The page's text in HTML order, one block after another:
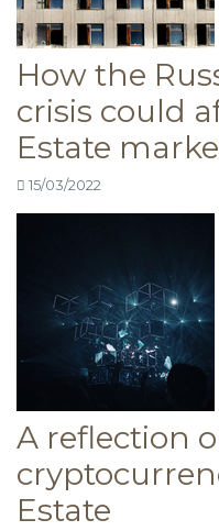
How the
crisis could
Estate
15/03/2022
A reflection
Estate